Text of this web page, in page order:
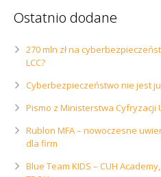
Ostatnio dodane
270 mln zł na
LCC?
Cyberbezpieczeństwo nie jest
Pismo z Ministerstwa Cyfryzacji
Rublon MFA – nowoczesne
dla firm
Blue Team KIDS – CUH